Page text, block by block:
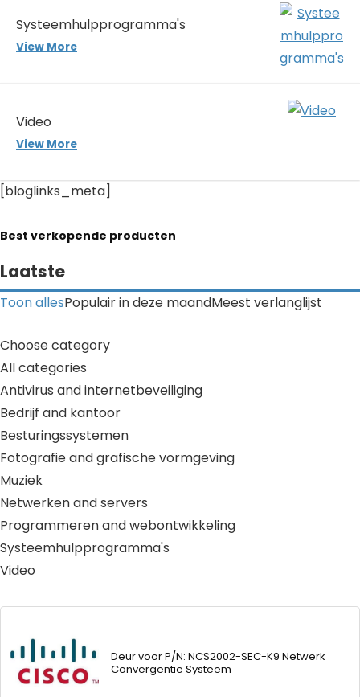
Systeemhulpprogramma's
View More
Video
View More
[bloglinks_meta]
Best verkopende producten
Laatste
Toon allesPopulair in deze maandMeest verlanglijst
Choose category
All categories
Antivirus and internetbeveiliging
Bedrijf and kantoor
Besturingssystemen
Fotografie and grafische vormgeving
Muziek
Netwerken and servers
Programmeren and webontwikkeling
Systeemhulpprogramma's
Video
Deur voor P/N: NCS2002-SEC-K9 Netwerk
Convergentie Systeem